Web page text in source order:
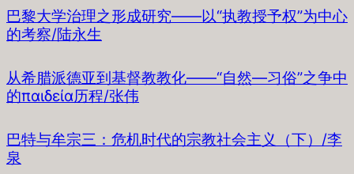
巴黎大学治理之形成研究——以“执教授予权”为中心
的考察/陆永生
从希腊派德亚到基督教教化——“自然—习俗”之争中
的παιδεία历程/张伟
巴特与牟宗三：危机时代的宗教社会主义（下）/李
泉